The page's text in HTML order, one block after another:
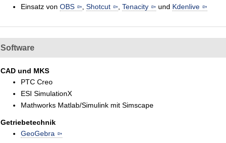
Einsatz von OBS Shotcut Tenacity und Kdenlive
Software
CAD und MKS
PTC Creo
ESI SimulationX
Mathworks Matlab/Simulink mit Simscape
Getriebetechnik
GeoGebra